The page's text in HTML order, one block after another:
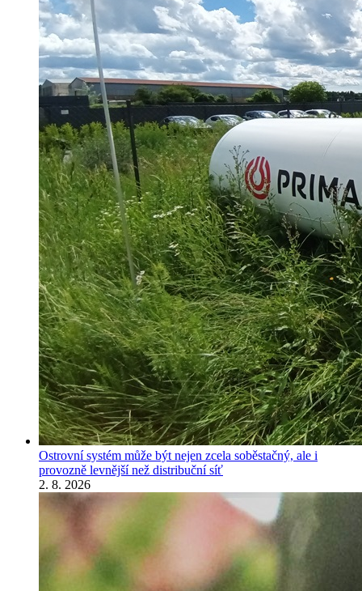
Ostrovní systém může být nejen zcela soběstačný, ale i
provozně levnější než distribuční síť
2. 8. 2026